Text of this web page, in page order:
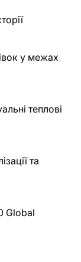
у межах
теплові
та
Global